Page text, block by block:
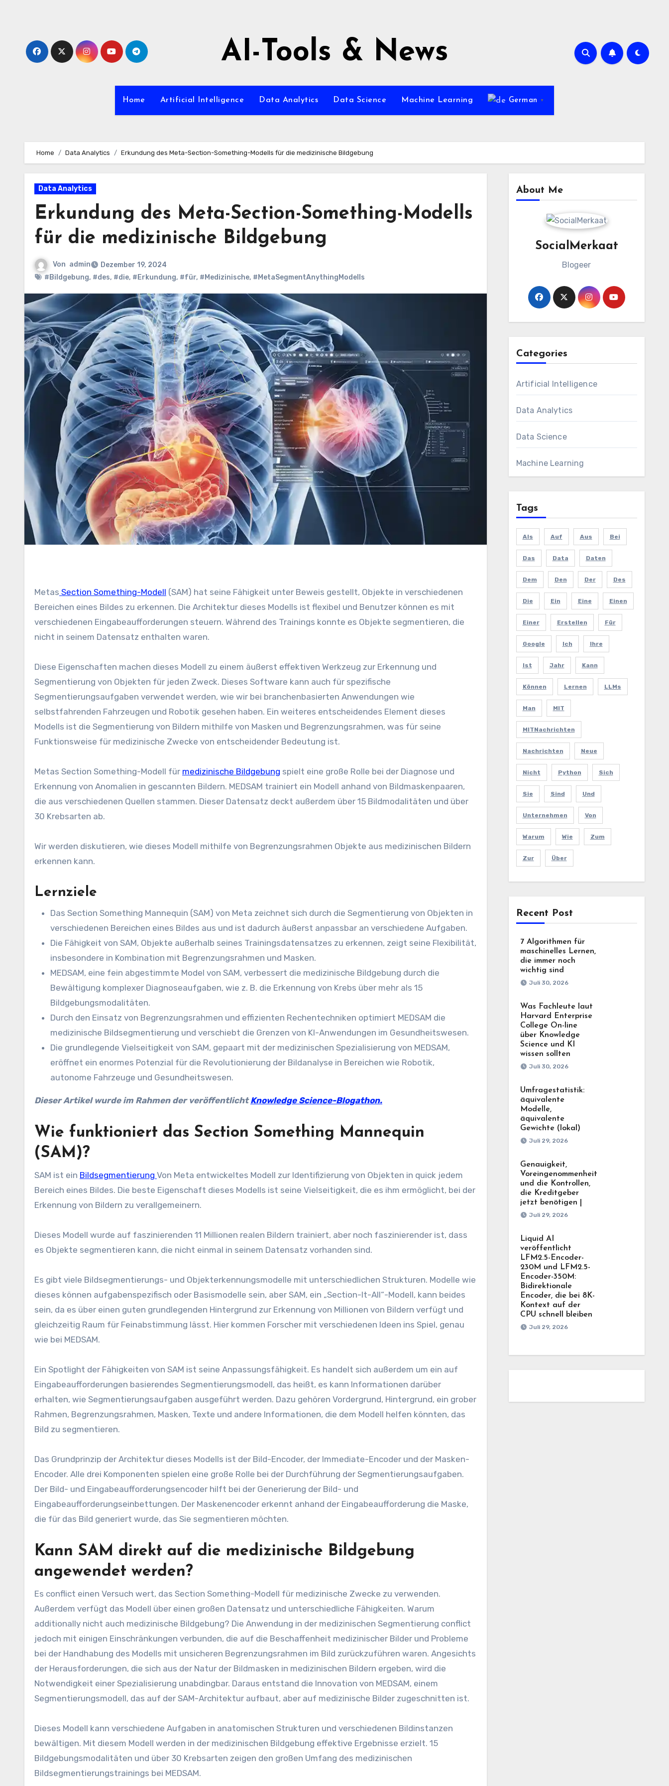
AI-Tools & News
Home Artificial Intelligence Data Analytics Data Science Machine Learning German ▼
Home Data Analytics Erkundung des Meta-Section-Something-Modells für die medizinische Bildgebung
Data Analytics
Erkundung des Meta-Section-Something-Modells
für die medizinische Bildgebung
Von admin
Dezember 19, 2024
#Bildgebung, #des, #die, #Erkundung, #für, #Medizinische, #MetaSegmentAnythingModells
Metas Section Something-Modell (SAM) hat seine Fähigkeit unter Beweis gestellt, Objekte in verschiedenen
Bereichen eines Bildes zu erkennen. Die Architektur dieses Modells ist flexibel und Benutzer können es mit
verschiedenen Eingabeaufforderungen steuern. Während des Trainings konnte es Objekte segmentieren, die
nicht in seinem Datensatz enthalten waren.
Diese Eigenschaften machen dieses Modell zu einem äußerst effektiven Werkzeug zur Erkennung und
Segmentierung von Objekten für jeden Zweck. Dieses Software kann auch für spezifische
Segmentierungsaufgaben verwendet werden, wie wir bei branchenbasierten Anwendungen wie
selbstfahrenden Fahrzeugen und Robotik gesehen haben. Ein weiteres entscheidendes Element dieses
Modells ist die Segmentierung von Bildern mithilfe von Masken und Begrenzungsrahmen, was für seine
Funktionsweise für medizinische Zwecke von entscheidender Bedeutung ist.
Metas Section Something-Modell für medizinische Bildgebung spielt eine große Rolle bei der Diagnose und
Erkennung von Anomalien in gescannten Bildern. MEDSAM trainiert ein Modell anhand von Bildmaskenpaaren,
die aus verschiedenen Quellen stammen. Dieser Datensatz deckt außerdem über 15 Bildmodalitäten und über
30 Krebsarten ab.
Wir werden diskutieren, wie dieses Modell mithilfe von Begrenzungsrahmen Objekte aus medizinischen Bildern
erkennen kann.
Lernziele
Das Section Something Mannequin (SAM) von Meta zeichnet sich durch die Segmentierung von Objekten in
verschiedenen Bereichen eines Bildes aus und ist dadurch äußerst anpassbar an verschiedene Aufgaben.
Die Fähigkeit von SAM, Objekte außerhalb seines Trainingsdatensatzes zu erkennen, zeigt seine Flexibilität,
insbesondere in Kombination mit Begrenzungsrahmen und Masken.
MEDSAM, eine fein abgestimmte Model von SAM, verbessert die medizinische Bildgebung durch die
Bewältigung komplexer Diagnoseaufgaben, wie z. B. die Erkennung von Krebs über mehr als 15
Bildgebungsmodalitäten.
Durch den Einsatz von Begrenzungsrahmen und effizienten Rechentechniken optimiert MEDSAM die
medizinische Bildsegmentierung und verschiebt die Grenzen von KI-Anwendungen im Gesundheitswesen.
Die grundlegende Vielseitigkeit von SAM, gepaart mit der medizinischen Spezialisierung von MEDSAM,
eröffnet ein enormes Potenzial für die Revolutionierung der Bildanalyse in Bereichen wie Robotik,
autonome Fahrzeuge und Gesundheitswesen.
Dieser Artikel wurde im Rahmen der veröffentlichtKnowledge Science-Blogathon.
Wie funktioniert das Section Something Mannequin
(SAM)?
SAM ist ein Bildsegmentierung Von Meta entwickeltes Modell zur Identifizierung von Objekten in quick jedem
Bereich eines Bildes. Die beste Eigenschaft dieses Modells ist seine Vielseitigkeit, die es ihm ermöglicht, bei der
Erkennung von Bildern zu verallgemeinern.
Dieses Modell wurde auf faszinierenden 11 Millionen realen Bildern trainiert, aber noch faszinierender ist, dass
es Objekte segmentieren kann, die nicht einmal in seinem Datensatz vorhanden sind.
Es gibt viele Bildsegmentierungs- und Objekterkennungsmodelle mit unterschiedlichen Strukturen. Modelle wie
dieses können aufgabenspezifisch oder Basismodelle sein, aber SAM, ein „Section-It-All“-Modell, kann beides
sein, da es über einen guten grundlegenden Hintergrund zur Erkennung von Millionen von Bildern verfügt und
gleichzeitig Raum für Feinabstimmung lässt. Hier kommen Forscher mit verschiedenen Ideen ins Spiel, genau
wie bei MEDSAM.
Ein Spotlight der Fähigkeiten von SAM ist seine Anpassungsfähigkeit. Es handelt sich außerdem um ein auf
Eingabeaufforderungen basierendes Segmentierungsmodell, das heißt, es kann Informationen darüber
erhalten, wie Segmentierungsaufgaben ausgeführt werden. Dazu gehören Vordergrund, Hintergrund, ein grober
Rahmen, Begrenzungsrahmen, Masken, Texte und andere Informationen, die dem Modell helfen könnten, das
Bild zu segmentieren.
Das Grundprinzip der Architektur dieses Modells ist der Bild-Encoder, der Immediate-Encoder und der Masken-
Encoder. Alle drei Komponenten spielen eine große Rolle bei der Durchführung der Segmentierungsaufgaben.
Der Bild- und Eingabeaufforderungsencoder hilft bei der Generierung der Bild- und
Eingabeaufforderungseinbettungen. Der Maskenencoder erkennt anhand der Eingabeaufforderung die Maske,
die für das Bild generiert wurde, das Sie segmentieren möchten.
Kann SAM direkt auf die medizinische Bildgebung
angewendet werden?
Es conflict einen Versuch wert, das Section Something-Modell für medizinische Zwecke zu verwenden.
Außerdem verfügt das Modell über einen großen Datensatz und unterschiedliche Fähigkeiten. Warum
additionally nicht auch medizinische Bildgebung? Die Anwendung in der medizinischen Segmentierung conflict
jedoch mit einigen Einschränkungen verbunden, die auf die Beschaffenheit medizinischer Bilder und Probleme
bei der Handhabung des Modells mit unsicheren Begrenzungsrahmen im Bild zurückzuführen waren. Angesichts
der Herausforderungen, die sich aus der Natur der Bildmasken in medizinischen Bildern ergeben, wird die
Notwendigkeit einer Spezialisierung unabdingbar. Daraus entstand die Innovation von MEDSAM, einem
Segmentierungsmodell, das auf der SAM-Architektur aufbaut, aber auf medizinische Bilder zugeschnitten ist.
Dieses Modell kann verschiedene Aufgaben in anatomischen Strukturen und verschiedenen Bildinstanzen
bewältigen. Mit diesem Modell werden in der medizinischen Bildgebung effektive Ergebnisse erzielt. 15
Bildgebungsmodalitäten und über 30 Krebsarten zeigen den großen Umfang des medizinischen
Bildsegmentierungstrainings bei MEDSAM.
About Me
SocialMerkaat
Blogeer
Categories
Artificial Intelligence
Data Analytics
Data Science
Machine Learning
Tags
Als Auf Aus Bei
Das Data Daten
Dem Den Der Des
Die Ein Eine Einen
Einer Erstellen Für
Google Ich Ihre
Ist Jahr Kann
Können Lernen LLMs
Man MIT
MITNachrichten
Nachrichten Neue
Nicht Python Sich
Sie Sind Und
Unternehmen Von
Warum Wie Zum
Zur Über
Recent Post
7 Algorithmen für
maschinelles Lernen,
die immer noch
wichtig sind
Juli 30, 2026
Was Fachleute laut
Harvard Enterprise
College On-line
über Knowledge
Science und KI
wissen sollten
Juli 30, 2026
Umfragestatistik:
äquivalente
Modelle,
äquivalente
Gewichte (lokal)
Juli 29, 2026
Genauigkeit,
Voreingenommenheit
und die Kontrollen,
die Kreditgeber
jetzt benötigen |
Juli 29, 2026
Liquid AI
veröffentlicht
LFM2.5-Encoder-
230M und LFM2.5-
Encoder-350M:
Bidirektionale
Encoder, die bei 8K-
Kontext auf der
CPU schnell bleiben
Juli 29, 2026